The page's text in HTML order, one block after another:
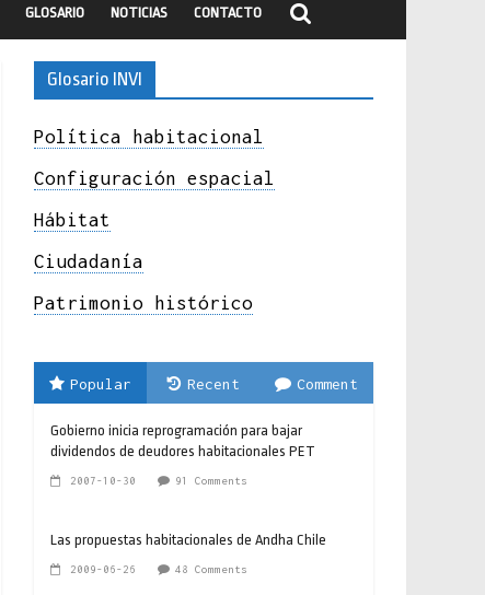
GLOSARIO NOTICIAS CONTACTO
Glosario INVI
Política habitacional
Configuración espacial
Hábitat
Ciudadanía
Patrimonio histórico
Popular Recent Comment
Gobierno inicia reprogramación para bajar
dividendos de deudores habitacionales PET
2007-10-30 91 Comments
Las propuestas habitacionales de Andha Chile
2009-06-26 48 Comments